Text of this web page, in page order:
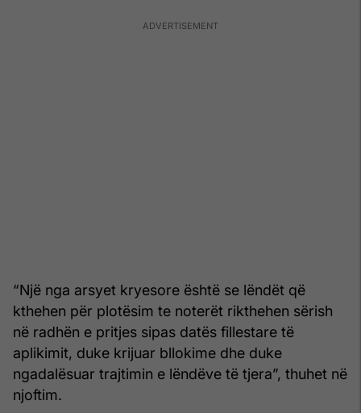
“Një nga arsyet kryesore është se lëndët që
kthehen për plotësim te noterët rikthehen sërish
në radhën e pritjes sipas datës fillestare të
aplikimit, duke krijuar bllokime dhe duke
ngadalësuar trajtimin e lëndëve të tjera”, thuhet në
njoftim.